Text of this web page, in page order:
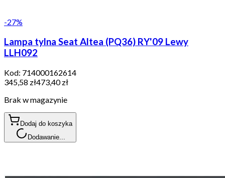
-27%
Lampa tylna Seat Altea (PQ36) RY'09 Lewy
LLH092
Kod: 714000162614
345,58 zł473,40 zł
Brak w magazynie
Dodaj do koszyka
Dodawanie...